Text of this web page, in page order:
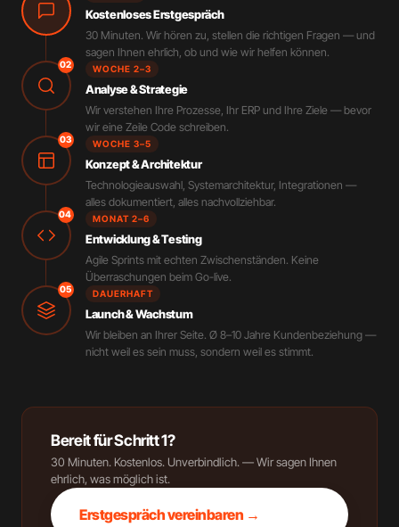
Kostenloses Erstgespräch
30 Minuten. Wir hören zu, stellen die richtigen Fragen — und
sagen Ihnen ehrlich, ob und wie wir helfen können.
02 WOCHE 2–3
Analyse & Strategie
Wir verstehen Ihre Prozesse, Ihr ERP und Ihre Ziele — bevor
wir eine Zeile Code schreiben.
03 WOCHE 3–5
Konzept & Architektur
Technologieauswahl, Systemarchitektur, Integrationen —
alles dokumentiert, alles nachvollziehbar.
04 MONAT 2–6
Entwicklung & Testing
Agile Sprints mit echten Zwischenständen. Keine
Überraschungen beim Go-live.
05 DAUERHAFT
Launch & Wachstum
Wir bleiben an Ihrer Seite. Ø 8–10 Jahre Kundenbeziehung —
nicht weil es sein muss, sondern weil es stimmt.
Bereit für Schritt 1?
30 Minuten. Kostenlos. Unverbindlich. — Wir sagen Ihnen
ehrlich, was möglich ist.
Erstgespräch vereinbaren →